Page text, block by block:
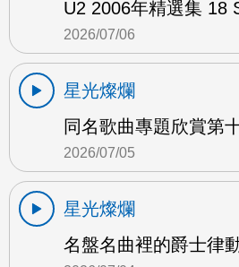
U2 2006年精選集 18
2026/07/06
星光燦爛
同名歌曲專題欣賞第
2026/07/05
星光燦爛
名盤名曲裡的爵士律